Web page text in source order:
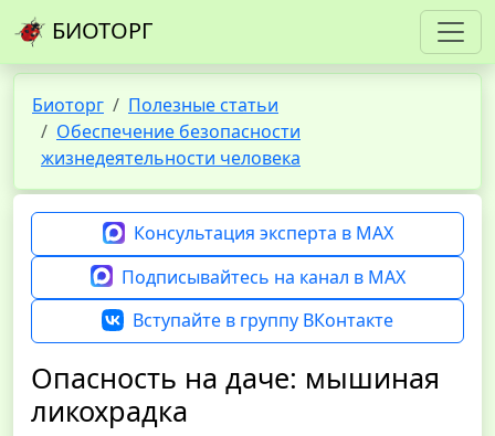
БИОТОРГ
Биоторг
Полезные статьи
Обеспечение безопасности
жизнедеятельности человека
Консультация эксперта в MAX
Подписывайтесь на канал в MAX
Вступайте в группу ВКонтакте
Опасность на даче: мышиная
ликохрадка